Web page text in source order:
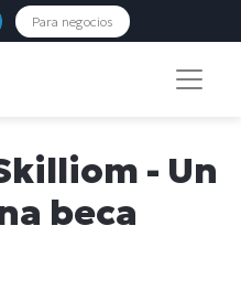
Para negocios
- Un
beca